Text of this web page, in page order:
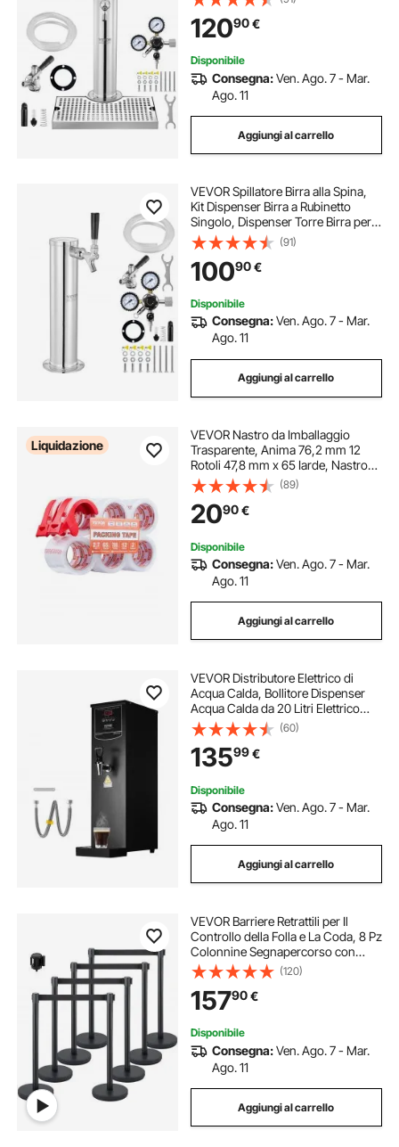
Calibro W21,8 Accoppiatore Fusti
S-System, per Feste a Casa
12090€
Disponibile
Consegna:Ven. Ago. 7 - Mar.
Ago. 11
Aggiungi al carrello
VEVOR Spillatore Birra alla Spina,
Kit Dispenser Birra a Rubinetto
Singolo, Dispenser Torre Birra per
Fusti in Acciaio Inox Regolatore
Doppio Calibro W21,8
Accoppiatore Fusti S-System per
Feste
(91)
10090€
Disponibile
Consegna:Ven. Ago. 7 - Mar.
Ago. 11
Aggiungi al carrello
Liquidazione
VEVOR Nastro da Imballaggio
Trasparente, Anima 76,2 mm 12
Rotoli 47,8 mm x 65 Iarde, Nastro
da Imballaggio con Distributore,
Nastro da Imballaggio Resistente
0,068 mm per Traslochi,
Spedizione Postale
(89)
2090€
Disponibile
Consegna:Ven. Ago. 7 - Mar.
Ago. 11
Aggiungi al carrello
VEVOR Distributore Elettrico di
Acqua Calda, Bollitore Dispenser
Acqua Calda da 20 Litri Elettrico
Commerciale Temperatura
Impostazione da 40°C a 99°C, Bar
Ristorante Ufficio Catering Buffet
(60)
13599€
Disponibile
Consegna:Ven. Ago. 7 - Mar.
Ago. 11
Aggiungi al carrello
VEVOR Barriere Retrattili per Il
Controllo della Folla e La Coda, 8 Pz
Colonnine Segnapercorso con
Nastro Nero per Dividere I Corvi in
Banche, Aeroporti, Stadi, Luoghi di
Divertimento e Altri Luoghi
(120)
15790€
Disponibile
Consegna:Ven. Ago. 7 - Mar.
Ago. 11
Aggiungi al carrello